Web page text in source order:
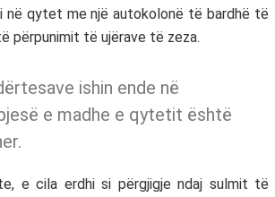
në qytet me një autokolonë të bardhë të
përpunimit të ujërave të zeza.
ishin ende në
e madhe e qytetit është
e cila erdhi si përgjigje ndaj sulmit të